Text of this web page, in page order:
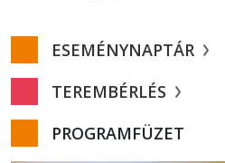
ESEMÉNYNAPTÁR
TEREMBÉRLÉS
PROGRAMFÜZET